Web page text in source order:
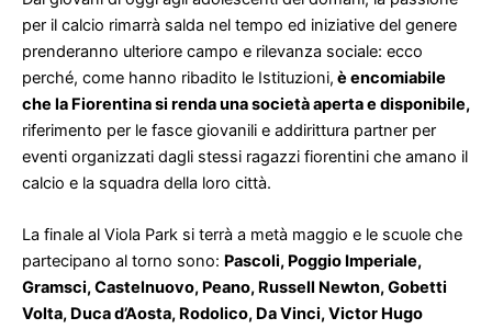
per il calcio rimarrà salda nel tempo ed iniziative del genere
prenderanno ulteriore campo e rilevanza sociale: ecco
perché, come hanno ribadito le Istituzioni, è encomiabile
che la Fiorentina si renda una società aperta e disponibile,
riferimento per le fasce giovanili e addirittura partner per
eventi organizzati dagli stessi ragazzi fiorentini che amano il
calcio e la squadra della loro città.
La finale al Viola Park si terrà a metà maggio e le scuole che
partecipano al torno sono: Pascoli, Poggio Imperiale,
Gramsci, Castelnuovo, Peano, Russell Newton, Gobetti
Volta, Duca d’Aosta, Rodolico, Da Vinci, Victor Hugo